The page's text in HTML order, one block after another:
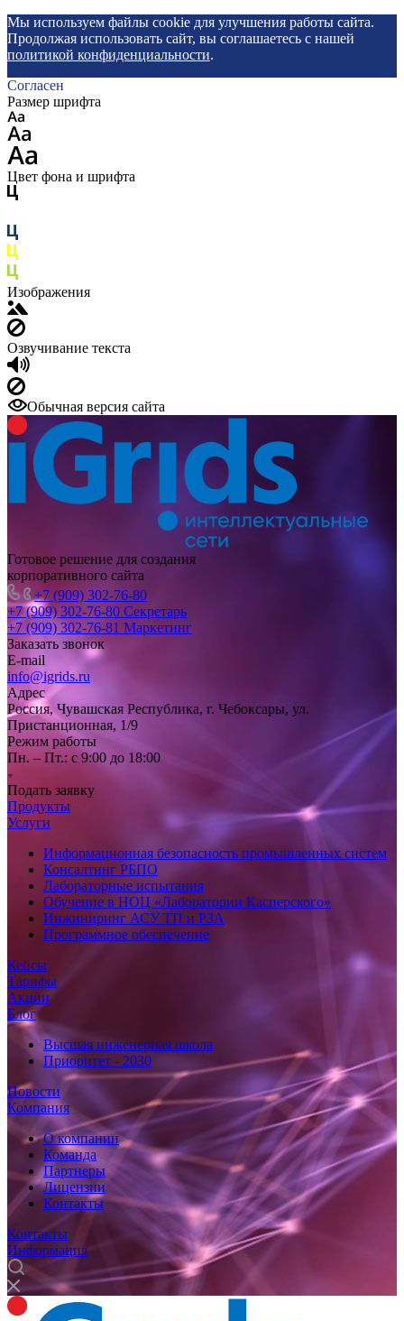
Мы используем файлы cookie для улучшения работы сайта.
Продолжая использовать сайт, вы соглашаетесь с нашей
политикой конфиденциальности.
Согласен
Размер шрифта
Цвет фона и шрифта
Изображения
Озвучивание текста
Обычная версия сайта
Готовое решение для создания
корпоративного сайта
+7 (909) 302-76-80
+7 (909) 302-76-80 Секретарь
+7 (909) 302-76-81 Маркетинг
Заказать звонок
E-mail
info@igrids.ru
Адрес
Россия, Чувашская Республика, г. Чебоксары, ул.
Пристанционная, 1/9
Режим работы
Пн. – Пт.: с 9:00 до 18:00
Подать заявку
Продукты
Услуги
Информационная безопасность промышленных систем
Консалтинг РБПО
Лабораторные испытания
Обучение в НОЦ «Лаборатории Касперского»
Инжиниринг АСУ ТП и РЗА
Программное обеспечение
Кейсы
Тарифы
Акции
Блог
Высшая инженерная школа
Приоритет - 2030
Новости
Компания
О компании
Команда
Партнеры
Лицензии
Контакты
Контакты
Информация